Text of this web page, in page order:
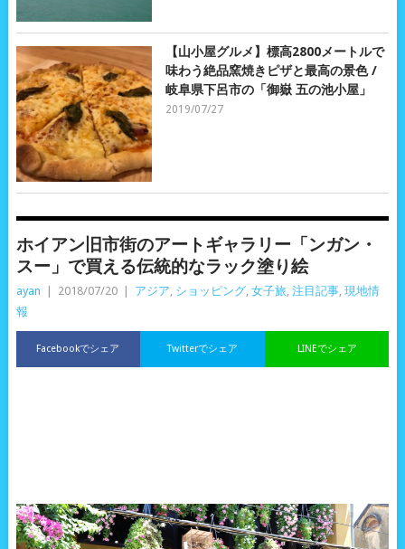
【山小屋グルメ】標高2800メートルで
味わう絶品窯焼きピザと最高の景色 /
岐阜県下呂市の「御嶽 五の池小屋」
2019/07/27
ホイアン旧市街のアートギャラリー「ンガン・
スー」で買える伝統的なラック塗り絵
ayan | 2018/07/20 | アジア ショッピング, 女子旅, 注目記事, 現地情
報
Facebookでシェア LINEでシェア
Twitterでシェア